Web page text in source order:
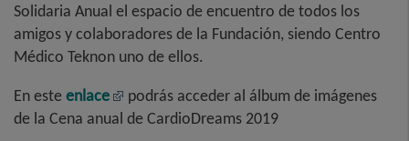
Solidaria Anual el espacio de encuentro de todos los
amigos y colaboradores de la Fundación, siendo Centro
Médico Teknon uno de ellos.
En esteenlace
podrás acceder al álbum de imágenes
de la Cena anual de CardioDreams 2019